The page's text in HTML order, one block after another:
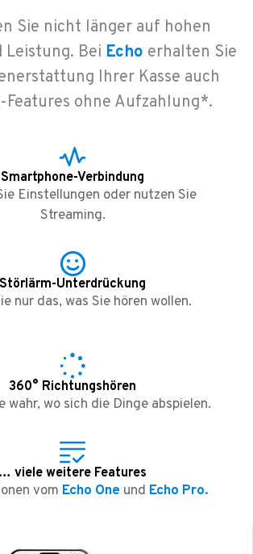
Sie nicht länger auf hohen
Bei Echo erhalten Sie
Ihrer Kasse auch
Features ohne Aufzahlung*.
Smartphone-Verbindung
Einstellungen oder nutzen Sie
Streaming.
Störlärm-Unterdrückung
nur das, was Sie hören wollen.
360° Richtungshören
wahr, wo sich die Dinge abspielen.
… viele weitere Features
vom Echo One und Echo Pro.